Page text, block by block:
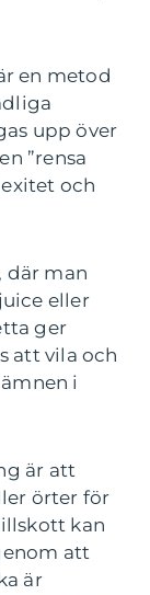
en metod
upp över
”rensa
och
där man
eller
ger
att vila och
i
är att
örter för
kan
att
är